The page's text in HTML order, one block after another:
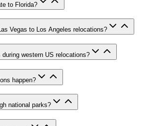
to Florida?
Vegas to Los Angeles relocations?
western US relocations?
happen?
national parks?